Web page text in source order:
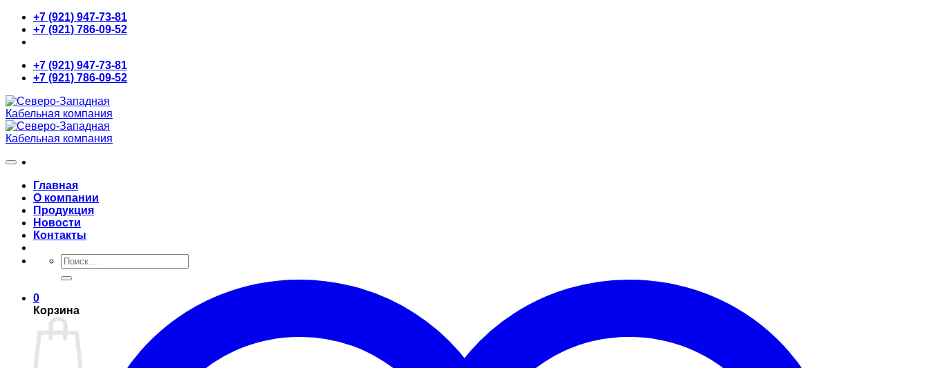
Skip
content
+7 (921) 947-73-81
+7 (921) 786-09-52
+7 (921) 947-73-81
+7 (921) 786-09-52
Главная
О компании
Продукция
Новости
Контакты
Искать:
0
Корзина